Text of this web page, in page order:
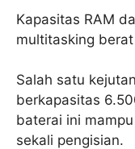
Kapasitas RAM
multitasking
Salah satu
berkapasitas
baterai ini
sekali pengisian.